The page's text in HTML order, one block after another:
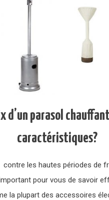
d’un parasol
caractéristiques?
les hautes périodes de
pour vous de savoir
la plupart des accessoires